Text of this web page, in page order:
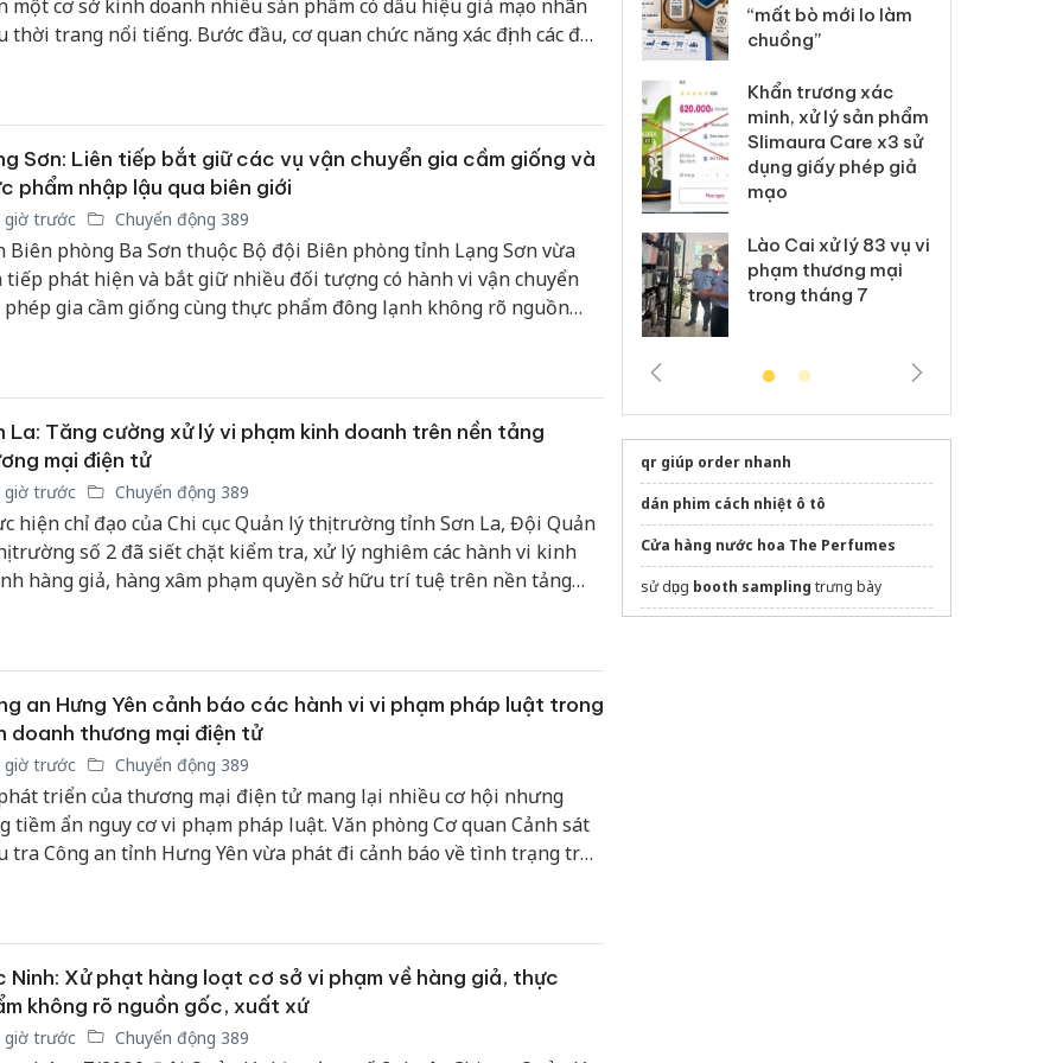
một cơ sở kinh doanh nhiều sản phẩm có dấu hiệu giả mạo nhãn
thời trang nổi tiếng. Bước đầu, cơ quan chức năng xác định các đối
Sơn: Liên tiếp bắt giữ các vụ vận chuyển gia cầm giống và
phẩm nhập lậu qua biên giới
giờ trước Chuyển động 389
Biên phòng Ba Sơn thuộc Bộ đội Biên phòng tỉnh Lạng Sơn vừa
tiếp phát hiện và bắt giữ nhiều đối tượng có hành vi vận chuyển
gia cầm giống cùng thực phẩm đông lạnh không rõ nguồn
La: Tăng cường xử lý vi phạm kinh doanh trên nền tảng
mại điện tử
giờ trước Chuyển động 389
hiện chỉ đạo của Chi cục Quản lý thị trường tỉnh Sơn La, Đội Quản
trường số 2 đã siết chặt kiểm tra, xử lý nghiêm các hành vi kinh
hàng giả, hàng xâm phạm quyền sở hữu trí tuệ trên nền tảng
an Hưng Yên cảnh báo các hành vi vi phạm pháp luật trong
doanh thương mại điện tử
giờ trước Chuyển động 389
triển của thương mại điện tử mang lại nhiều cơ hội nhưng
tiềm ẩn nguy cơ vi phạm pháp luật. Văn phòng Cơ quan Cảnh sát
tra Công an tỉnh Hưng Yên vừa phát đi cảnh báo về tình trạng trốn
lực từ ngày 1/7/2026.
Ninh: Xử phạt hàng loạt cơ sở vi phạm về hàng giả, thực
không rõ nguồn gốc, xuất xứ
giờ trước Chuyển động 389
giả mạo nhãn hiệu
Adidas, Nike
sản phẩm nhập lậu,
bảo vệ môi trường
Công an Thanh Hóa
tìm bị hại trong vụ
án sản xuất, buôn
bán yến sào giả
“mất bò mới lo làm
chuồng”
Khẩn trương xác
minh, xử lý sản phẩm
Slimaura Care x3 sử
dụng giấy phép giả
mạo
Lào Cai xử lý 83 vụ vi
phạm thương mại
trong tháng 7
qr giúp order nhanh
dán phim cách nhiệt ô tô
Cửa hàng nước hoa The Perfumes
sử dụng booth sampling trưng bày